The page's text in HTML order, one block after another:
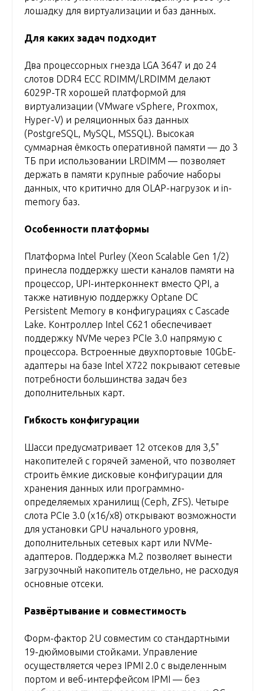
лошадку для виртуализации и баз данных.
Для каких задач подходит
Два процессорных гнезда LGA 3647 и до 24
слотов DDR4 ECC RDIMM/LRDIMM делают
6029P-TR хорошей платформой для
виртуализации (VMware vSphere, Proxmox,
Hyper-V) и реляционных баз данных
(PostgreSQL, MySQL, MSSQL). Высокая
суммарная ёмкость оперативной памяти — до 3
ТБ при использовании LRDIMM — позволяет
держать в памяти крупные рабочие наборы
данных, что критично для OLAP-нагрузок и in-
memory баз.
Особенности платформы
Платформа Intel Purley (Xeon Scalable Gen 1/2)
принесла поддержку шести каналов памяти на
процессор, UPI-интерконнект вместо QPI, а
также нативную поддержку Optane DC
Persistent Memory в конфигурациях с Cascade
Lake. Контроллер Intel C621 обеспечивает
поддержку NVMe через PCIe 3.0 напрямую с
процессора. Встроенные двухпортовые 10GbE-
адаптеры на базе Intel X722 покрывают сетевые
потребности большинства задач без
дополнительных карт.
Гибкость конфигурации
Шасси предусматривает 12 отсеков для 3,5"
накопителей с горячей заменой, что позволяет
строить ёмкие дисковые конфигурации для
хранения данных или программно-
определяемых хранилищ (Ceph, ZFS). Четыре
слота PCIe 3.0 (x16/x8) открывают возможности
для установки GPU начального уровня,
дополнительных сетевых карт или NVMe-
адаптеров. Поддержка M.2 позволяет вынести
загрузочный накопитель отдельно, не расходуя
основные отсеки.
Развёртывание и совместимость
Форм-фактор 2U совместим со стандартными
19-дюймовыми стойками. Управление
осуществляется через IPMI 2.0 с выделенным
портом и веб-интерфейсом IPMI — без